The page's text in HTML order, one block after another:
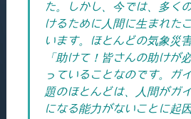
た。しかし、今では、多く
けるために人間に生まれた
います。ほとんどの気象災
「助けて！皆さんの助けが
っていることなのです。ガ
題のほとんどは、人間がガ
になる能力がないことに起